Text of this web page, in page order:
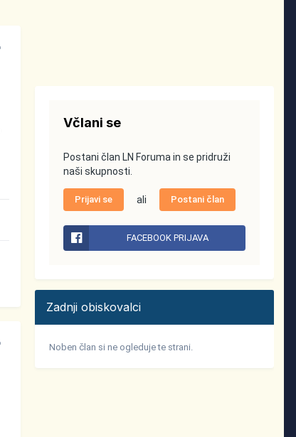
Včlani se
Postani član LN Foruma in se pridruži
naši skupnosti.
Prijavi se ali Postani član
FACEBOOK PRIJAVA
Zadnji obiskovalci
Noben član si ne ogleduje te strani.